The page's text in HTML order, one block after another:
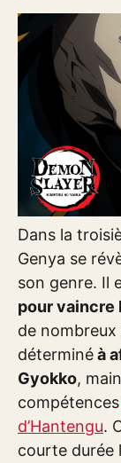
Dans la
Genya se
son genre. Il
pour vaincre
de
déterminéà
Gyokko,
compétences
d’Hantengu.
courte durée